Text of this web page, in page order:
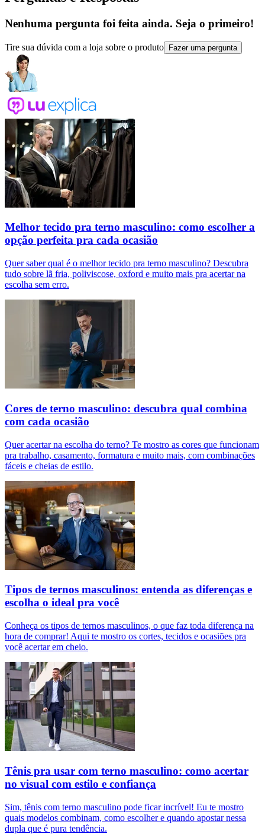
Nenhuma pergunta foi feita ainda. Seja o primeiro!
Tire sua dúvida com a loja sobre o produto Fazer uma pergunta
Melhor tecido pra terno masculino: como escolher a
opção perfeita pra cada ocasião
Quer saber qual é o melhor tecido pra terno masculino? Descubra
tudo sobre lã fria, poliviscose, oxford e muito mais pra acertar na
escolha sem erro.
Cores de terno masculino: descubra qual combina
com cada ocasião
Quer acertar na escolha do terno? Te mostro as cores que funcionam
pra trabalho, casamento, formatura e muito mais, com combinações
fáceis e cheias de estilo.
Tipos de ternos masculinos: entenda as diferenças e
escolha o ideal pra você
Conheça os tipos de ternos masculinos, o que faz toda diferença na
hora de comprar! Aqui te mostro os cortes, tecidos e ocasiões pra
você acertar em cheio.
Tênis pra usar com terno masculino: como acertar
no visual com estilo e confiança
Sim, tênis com terno masculino pode ficar incrível! Eu te mostro
quais modelos combinam, como escolher e quando apostar nessa
dupla que é pura tendência.